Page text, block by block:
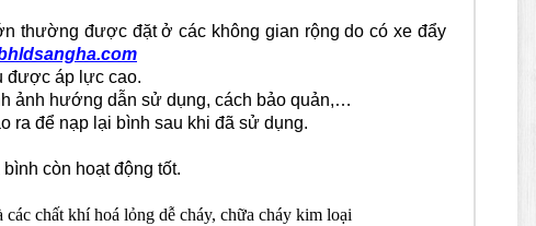
thường được đặt ở các không gian rộng do có xe đẩy
được áp lực cao.
ảnh hướng dẫn sử dụng, cách bảo quản,…
ra để nạp lại bình sau khi đã sử dụng.
còn hoạt động tốt.
chất khí hoá lỏng dễ cháy, chữa cháy kim loại